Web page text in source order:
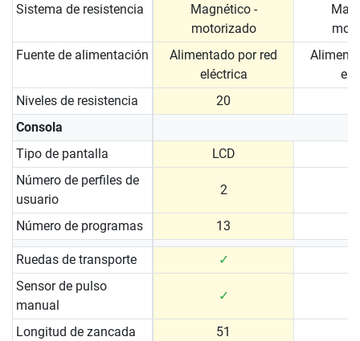
Sistema de resistencia
Magnético -
motorizado
Fuente de alimentación
Alimentado por red
eléctrica
Niveles de resistencia
20
Consola
Tipo de pantalla
LCD
Número de perfiles de
usuario
2
Número de programas 13
Ruedas de transporte ✓
Sensor de pulso
manual
✓
Longitud de zancada 51